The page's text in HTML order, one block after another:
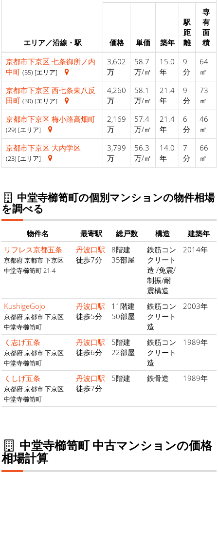
エリア／沿線・駅 価格 単価 築年
駅
距
離
専
有
面
積
京都市下京区 七条御所ノ内
中町 (55) [エリア]
3,602
万
58.7
万/㎡
15.0
年
9
分
64
㎡
京都市下京区 西七条東八反
田町 (30) [エリア]
4,260
万
58.1
万/㎡
21.4
年
9
分
73
㎡
京都市下京区 梅小路高畑町
(29) [エリア]
2,169
万
57.4
万/㎡
21.4
年
6
分
46
㎡
京都市下京区 大内学区
(23) [エリア]
3,799
万
56.3
万/㎡
14.0
年
7
分
66
㎡
中堂寺櫛笥町の個別マンションの物件相場
を調べる
物件名 最寄駅 総戸数 構造
建築年
リフレス京都五条
京都府 京都市 下京区
中堂寺櫛笥町 21-4
丹波口駅
徒歩7分
8階建
35部屋
鉄筋コン
クリート
造 /免震/
制振/耐
震構造
2014年
KushigeGojo
京都府 京都市 下京区
中堂寺櫛笥町
丹波口駅
徒歩5分
11階建
50部屋
鉄筋コン
クリート
造
2003年
く志げ五条
京都府 京都市 下京区
中堂寺櫛笥町
丹波口駅
徒歩6分
5階建
22部屋
鉄筋コン
クリート
造
1989年
くしげ五条
京都府 京都市 下京区
中堂寺櫛笥町
丹波口駅
徒歩7分
5階建 鉄骨造 1989年
中堂寺櫛笥町 中古マンションの価格
相場計算